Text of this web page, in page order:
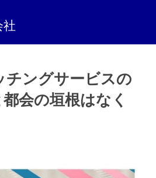
社
チングサービスの
会の垣根はなく